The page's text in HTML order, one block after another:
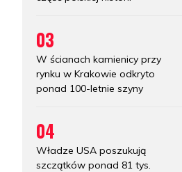
03
W ścianach kamienicy przy
rynku w Krakowie odkryto
ponad 100-letnie szyny
04
Władze USA poszukują
szczątków ponad 81 tys.